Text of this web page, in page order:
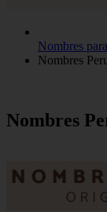
Nombres
Nombres
Nombres